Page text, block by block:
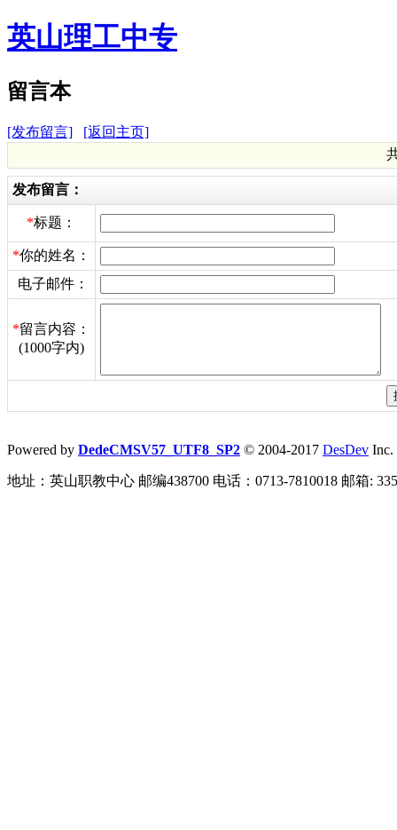
英山理工中专
留言本
[发布留言]
[返回主页]
发布留言：
*标题：
*你的姓名：
电子邮件：
*留言内容：
(1000字内)
Powered by DedeCMSV57_UTF8_SP2 © 2004-2017 DesDev Inc.
地址：英山职教中心 邮编438700 电话：0713-7810018 邮箱: